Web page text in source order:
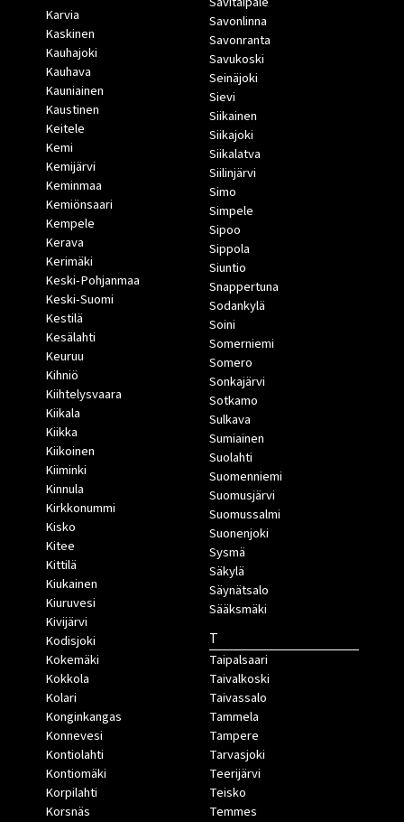
Karvia
Kaskinen
Kauhajoki
Kauhava
Kauniainen
Kaustinen
Keitele
Kemi
Kemijärvi
Keminmaa
Kemiönsaari
Kempele
Kerava
Kerimäki
Keski-Pohjanmaa
Keski-Suomi
Kestilä
Kesälahti
Keuruu
Kihniö
Kiihtelysvaara
Kiikala
Kiikka
Kiikoinen
Kiiminki
Kinnula
Kirkkonummi
Kisko
Kitee
Kittilä
Kiukainen
Kiuruvesi
Kivijärvi
Kodisjoki
Kokemäki
Kokkola
Kolari
Konginkangas
Konnevesi
Kontiolahti
Kontiomäki
Korpilahti
Korsnäs
Savonlinna
Savonranta
Savukoski
Seinäjoki
Sievi
Siikainen
Siikajoki
Siikalatva
Siilinjärvi
Simo
Simpele
Sipoo
Sippola
Siuntio
Snappertuna
Sodankylä
Soini
Somerniemi
Somero
Sonkajärvi
Sotkamo
Sulkava
Sumiainen
Suolahti
Suomenniemi
Suomusjärvi
Suomussalmi
Suonenjoki
Sysmä
Säkylä
Säynätsalo
Sääksmäki
T
Taipalsaari
Taivalkoski
Taivassalo
Tammela
Tampere
Tarvasjoki
Teerijärvi
Teisko
Temmes